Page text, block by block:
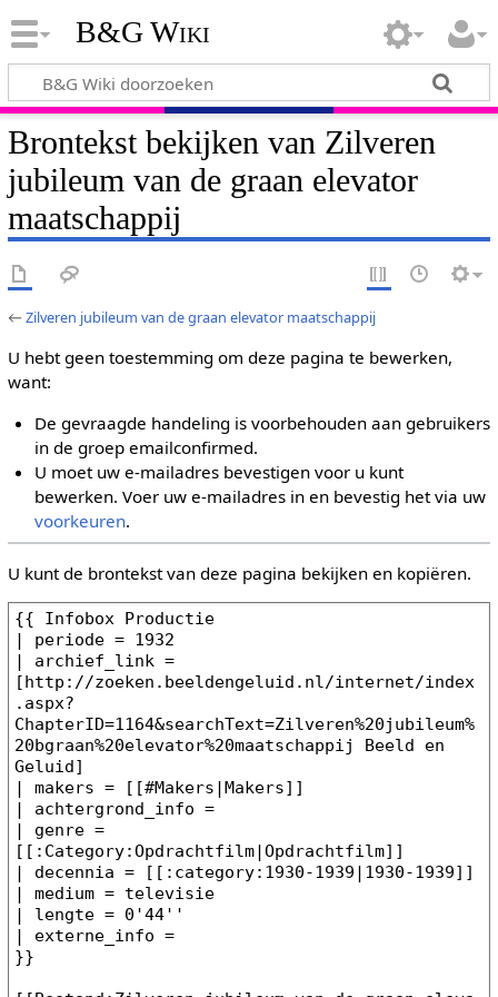
B&G Wiki
Brontekst bekijken van Zilveren
jubileum van de graan elevator
maatschappij
←Zilveren jubileum van de graan elevator maatschappij
U hebt geen toestemming om deze pagina te bewerken,
want:
De gevraagde handeling is voorbehouden aan gebruikers
in de groep emailconfirmed.
U moet uw e-mailadres bevestigen voor u kunt
bewerken. Voer uw e-mailadres in en bevestig het via uw
voorkeuren.
U kunt de brontekst van deze pagina bekijken en kopiëren.